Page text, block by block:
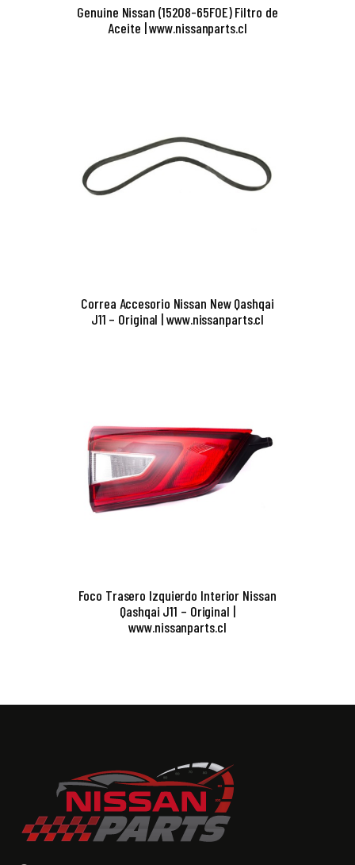
Genuine Nissan (15208-65F0E) Filtro de
Aceite | www.nissanparts.cl
Correa Accesorio Nissan New Qashqai
J11 – Original | www.nissanparts.cl
Foco Trasero Izquierdo Interior Nissan
Qashqai J11 – Original |
www.nissanparts.cl